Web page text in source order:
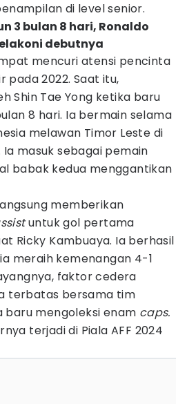
di level senior.
3 bulan 8 hari, Ronaldo
debutnya
mencuri atensi pencinta
pada 2022. Saat itu,
Shin Tae Yong ketika baru
8 hari. Ia bermain selama
melawan Timor Leste di
masuk sebagai pemain
babak kedua menggantikan
memberikan
untuk gol pertama
Ricky Kambuaya. Ia berhasil
meraih kemenangan 4-1
faktor cedera
terbatas bersama tim
baru mengoleksi enam caps.
terjadi di Piala AFF 2024